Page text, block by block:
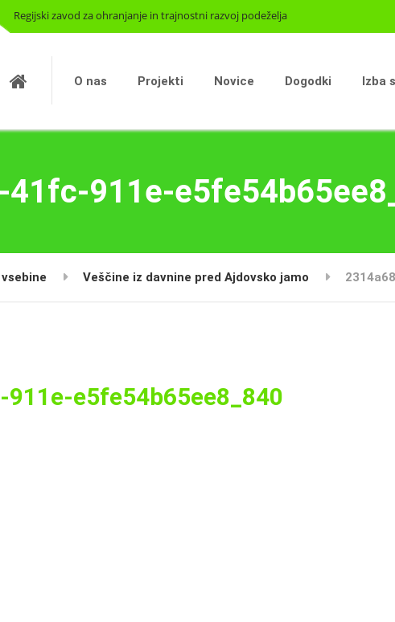
Regijski zavod za ohranjanje in trajnostni razvoj podeželja
O nas Projekti Novice Dogodki Izba
911e-
Veščine iz davnine pred Ajdovsko jamo
e5fe54b65ee8_840